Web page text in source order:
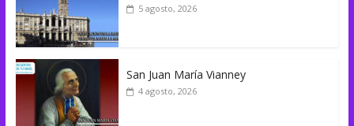
5 agosto, 2026
San Juan María Vianney
4 agosto, 2026